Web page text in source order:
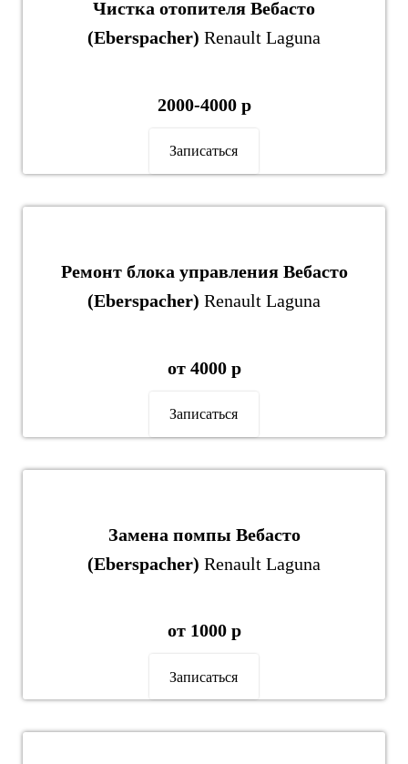
Чистка отопителя Вебасто
(Eberspacher) Renault Laguna
2000-4000 р
Записаться
Ремонт блока управления Вебасто
(Eberspacher) Renault Laguna
от 4000 р
Записаться
Замена помпы Вебасто
(Eberspacher) Renault Laguna
от 1000 р
Записаться